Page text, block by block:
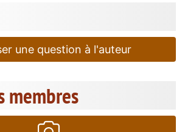
une question à l'auteur
membres